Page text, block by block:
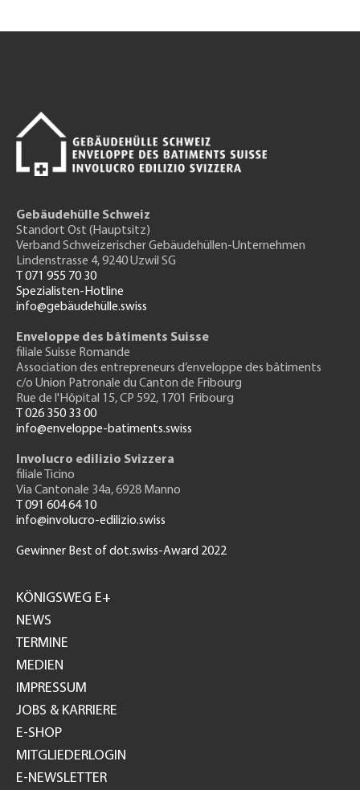
Gebäudehülle Schweiz
Standort Ost (Hauptsitz)
Verband Schweizerischer Gebäudehüllen-Unternehmen
Lindenstrasse 4, 9240 Uzwil SG
T 071 955 70 30
Spezialisten-Hotline
info@gebäudehülle.swiss
Enveloppe des bâtiments Suisse
filiale Suisse Romande
Association des entrepreneurs d’enveloppe des bâtiments
c/o Union Patronale du Canton de Fribourg
Rue de l'Hôpital 15, CP 592, 1701 Fribourg
T 026 350 33 00
info@enveloppe-batiments.swiss
Involucro edilizio Svizzera
filiale Ticino
Via Cantonale 34a, 6928 Manno
T 091 604 64 10
info@involucro-edilizio.swiss
Gewinner Best of dot.swiss-Award 2022
GH
KÖNIGSWEG E+
NEWS
TERMINE
MEDIEN
IMPRESSUM
JOBS & KARRIERE
E-SHOP
MITGLIEDERLOGIN
E-NEWSLETTER